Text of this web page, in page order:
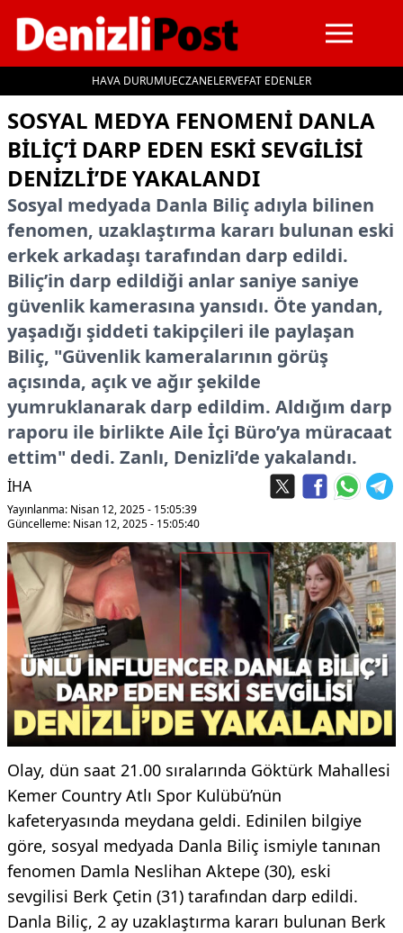
HAVA DURUMUECZANELERVEFAT EDENLER
SOSYAL MEDYA FENOMENI DANLA
BILIÇ’I DARP EDEN ESKI SEVGILISI
DENIZLI’DE YAKALANDI
Sosyal medyada Danla Biliç adıyla bilinen
fenomen, uzaklaştırma kararı bulunan eski
erkek arkadaşı tarafından darp edildi.
Biliç’in darp edildiği anlar saniye saniye
güvenlik kamerasına yansıdı. Öte yandan,
yaşadığı şiddeti takipçileri ile paylaşan
Biliç, "Güvenlik kameralarının görüş
açısında, açık ve ağır şekilde
yumruklanarak darp edildim. Aldığım darp
raporu ile birlikte Aile İçi Büro’ya müracaat
ettim" dedi. Zanlı, Denizli’de yakalandı.
İHA
Yayınlanma: Nisan 12, 2025 - 15:05:39
Güncelleme: Nisan 12, 2025 - 15:05:40
Olay, dün saat 21.00 sıralarında Göktürk Mahallesi
Kemer Country Atlı Spor Kulübü’nün
kafeteryasında meydana geldi. Edinilen bilgiye
göre, sosyal medyada Danla Biliç ismiyle tanınan
fenomen Damla Neslihan Aktepe (30), eski
sevgilisi Berk Çetin (31) tarafından darp edildi.
Danla Biliç, 2 ay uzaklaştırma kararı bulunan Berk